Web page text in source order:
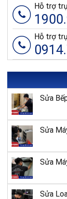
14
17
18
19
Hỗ trợ
Hỗ trợ
Sửa
Sửa
Sửa
Sửa